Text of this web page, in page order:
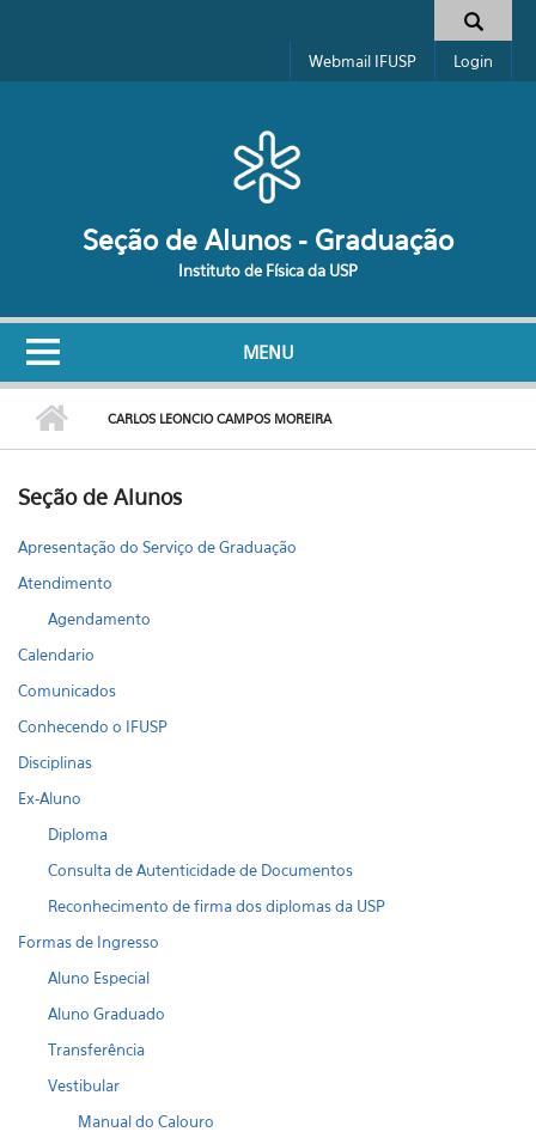
Formulário de busca
Webmail IFUSP Login
Seção de Alunos - Graduação
Instituto de Física da USP
MENU
CARLOS LEONCIO CAMPOS MOREIRA
Seção de Alunos
Apresentação do Serviço de Graduação
Atendimento
Agendamento
Calendario
Comunicados
Conhecendo o IFUSP
Disciplinas
Ex-Aluno
Diploma
Consulta de Autenticidade de Documentos
Reconhecimento de firma dos diplomas da USP
Formas de Ingresso
Aluno Especial
Aluno Graduado
Transferência
Vestibular
Manual do Calouro